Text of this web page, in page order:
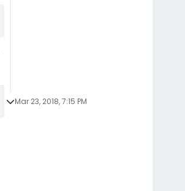
Mar 23, 2018, 7:15 PM